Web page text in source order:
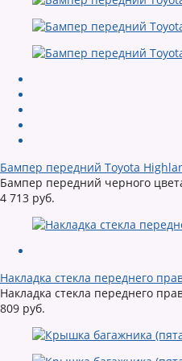
Бампер передний Toyota
Бампер передний черного
4 713 руб.
Накладка стекла переднего
Накладка стекла переднего
809 руб.